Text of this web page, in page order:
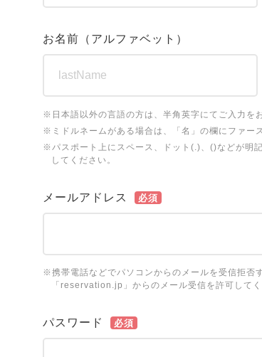
お名前（アルファベット）
※日本語以外の言語の方は、半角英字にてご入力を
※ミドルネームがある場合は、「名」の欄にファー
※パスポート上にスペース、ドット(.)、()などが明
してください。
メールアドレス 必須
※携帯電話などでパソコンからのメールを受信拒否
「reservation.jp」からのメール受信を許可してく
パスワード 必須